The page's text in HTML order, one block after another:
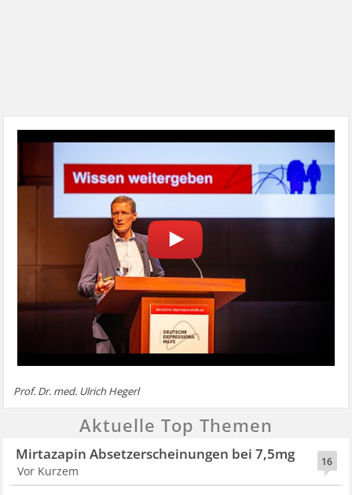
Prof. Dr. med. Ulrich Hegerl
Aktuelle Top Themen
16
Mirtazapin Absetzerscheinungen bei 7,5mg
Vor Kurzem